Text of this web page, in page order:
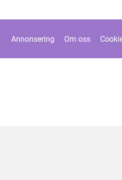
Annonsering Om oss